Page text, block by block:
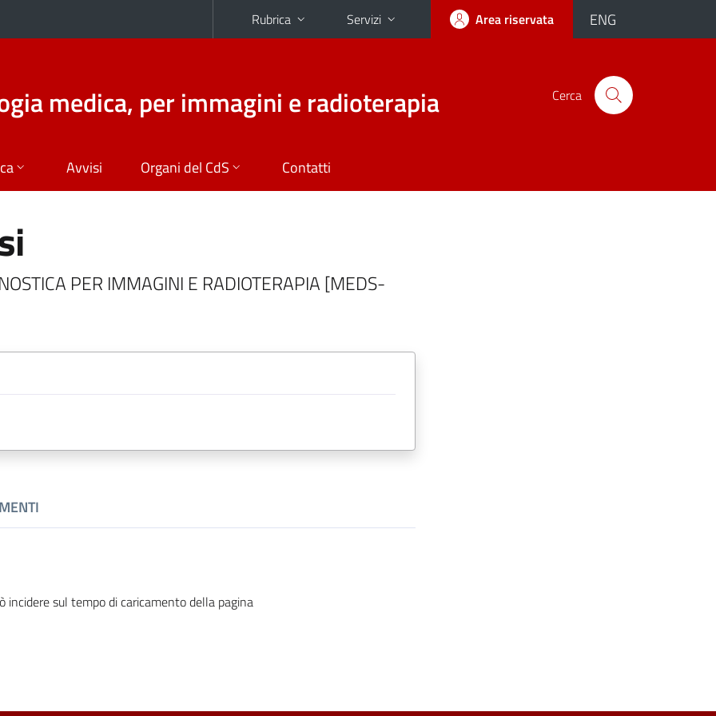
Rubrica Servizi Area riservata ENG
medica, per immagini e radioterapia Cerca
Avvisi Organi del CdS Contatti
PER IMMAGINI E RADIOTERAPIA [MEDS-
incidere sul tempo di caricamento della pagina